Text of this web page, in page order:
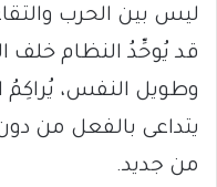
ليس بين الحرب
قد يُوحِّدُ النظام
وطويل النفس، يُراكِمُ
يتداعى بالفعل من
من جديد.